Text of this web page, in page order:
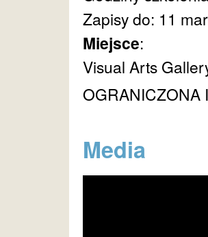
Zapisy do: 11
Miejsce:
Visual Arts
OGRANICZONA
Media